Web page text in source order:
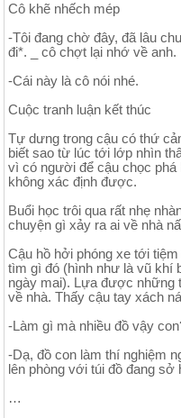
Cô khẽ nhếch mép
-Tôi đang chờ đây, đã lâu
đi*. _ cô chợt lại nhớ về anh.
-Cái này là cô nói nhé.
Cuộc tranh luận kết thúc
Tự dưng trong cậu có thứ
biết sao từ lúc tới lớp nhìn
vì có người để cậu chọc
không xác định được.
Buổi học trôi qua rất nhẹ
chuyện gì xảy ra ai về nhà
Cậu hồ hởi phóng xe tới
tìm gì đó (hình như là vũ khí
ngày mai). Lựa được những
về nhà. Thấy cậu tay xách
-Làm gì mà nhiều đồ vậy
-Dạ, đồ con làm thí nghiệm
lên phòng với túi đồ đang sở
…